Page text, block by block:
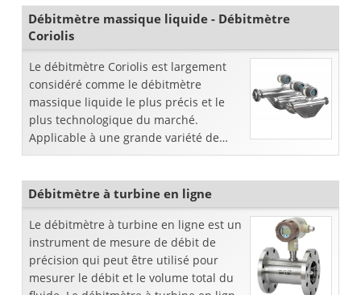
Débitmètre massique liquide - Débitmètre
Coriolis
Le débitmètre Coriolis est largement
considéré comme le débitmètre
massique liquide le plus précis et le
plus technologique du marché.
Applicable à une grande variété de
sites industriels et municipaux, le Corio
Débitmètre à turbine en ligne
Le débitmètre à turbine en ligne est un
instrument de mesure de débit de
précision qui peut être utilisé pour
mesurer le débit et le volume total du